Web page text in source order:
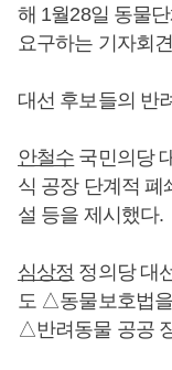
해 1월28일 동물
요구하는 기자회
대선 후보들의 반
안철수 국민의당
식 공장 단계적
설 등을 제시했다.
심상정 정의당 대
도 △동물보호법
△반려동물 공공